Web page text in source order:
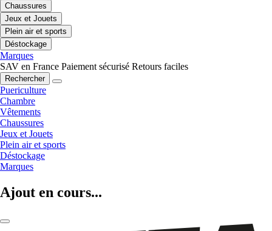
Chaussures
Jeux et Jouets
Plein air et sports
Déstockage
Marques
SAV en France Paiement sécurisé Retours faciles
Rechercher
Puericulture
Chambre
Vêtements
Chaussures
Jeux et Jouets
Plein air et sports
Déstockage
Marques
Ajout en cours...